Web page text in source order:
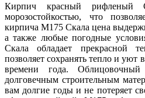
Кирпич красный рифленый
морозостойкостью, что
кирпича М175 Скала цена
а также любые погодные
Скала обладает прекрасной
позволяет сохранять тепло и уют
времени года.
долговечным строительным
вам долгие годы и не потеряет